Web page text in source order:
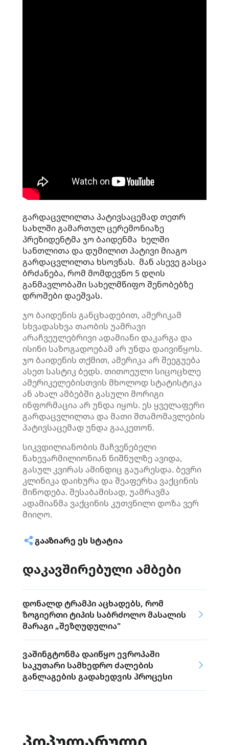
გარდაცვლილთა პატივსაცემად თეთრ
სახლში გამართულ ცერემონიაზე
პრეზიდენტმა ჯო ბაიდენმა ხელში
სანთლითა და დუმილით პატივი მიაგო
გარდაცვლილთა ხსოვნას. მან ასევე გასცა
ბრძანება, რომ მომდევნო 5 დღის
განმავლობაში სახელმწიფო შენობებზე
დროშები დაეშვას.
ჯო ბაიდენის განცხადებით, ამერიკამ
სხვადასხვა თაობის უამრავი
არაჩვეულებრივი ადამიანი დაკარგა და
ისინი საზოგადოებამ არ უნდა დაივიწყოს.
ჯო ბაიდენის თქმით, ამერიკა არ შეეგუება
ასეთ სასტიკ ბედს. თითოეული სიცოცხლე
ამერიკელებისთვის მხოლოდ სტატისტიკა
ან ახალ ამბებში გასული მორიგი
ინფორმაცია არ უნდა იყოს. ეს ყველაფერი
გარდაცვლილთა და მათი შთამომავლების
პატივსაცემად უნდა გააკეთონ.
სიკვდილიანობის მაჩვენებელი
ნახევარმილიონიან ნიშნულზე ავიდა,
გასულ კვირას ამინდიც გაუარესდა. ბევრი
კლინიკა დაიხურა და შეაფერხა ვაქცინის
მიწოდება. შესაბამისად, უამრავმა
ადამიანმა ვაქცინის კუთვნილი დოზა ვერ
მიიღო.
ᲒᲐᲐᲖᲘᲐᲠᲔ ᲔᲡ ᲡᲢᲐᲢᲘᲐ
დაკავშირებული ამბები
დონალდ ტრამპი აცხადებს, რომ
ზოგიერთი ტიპის საბრძოლო მასალის
მარაგი „შეზღუდულია"
ვაშინგტონმა დაიწყო ევროპაში
საკუთარი სამხედრო ძალების
განლაგების გადახედვის პროცესი